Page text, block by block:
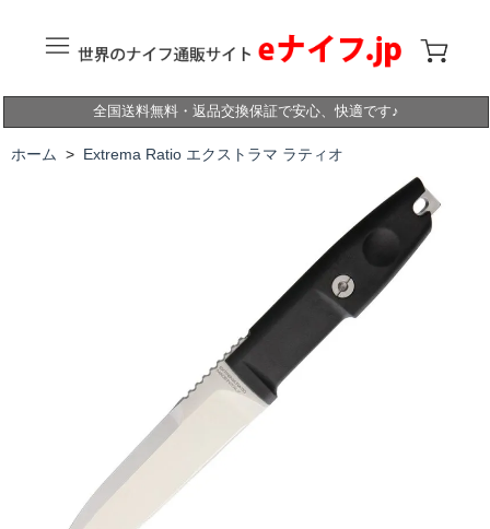
全国送料無料・返品交換保証で安心、快適です♪
ホーム > Extrema Ratio エクストラマ ラティオ